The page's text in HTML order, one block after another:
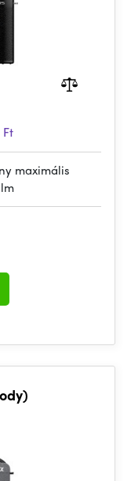
maximális